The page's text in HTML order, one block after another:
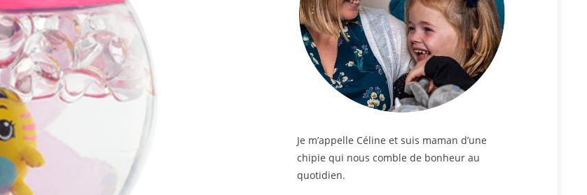
Je m’appelle Céline et suis maman d’une
chipie qui nous comble de bonheur au
quotidien.